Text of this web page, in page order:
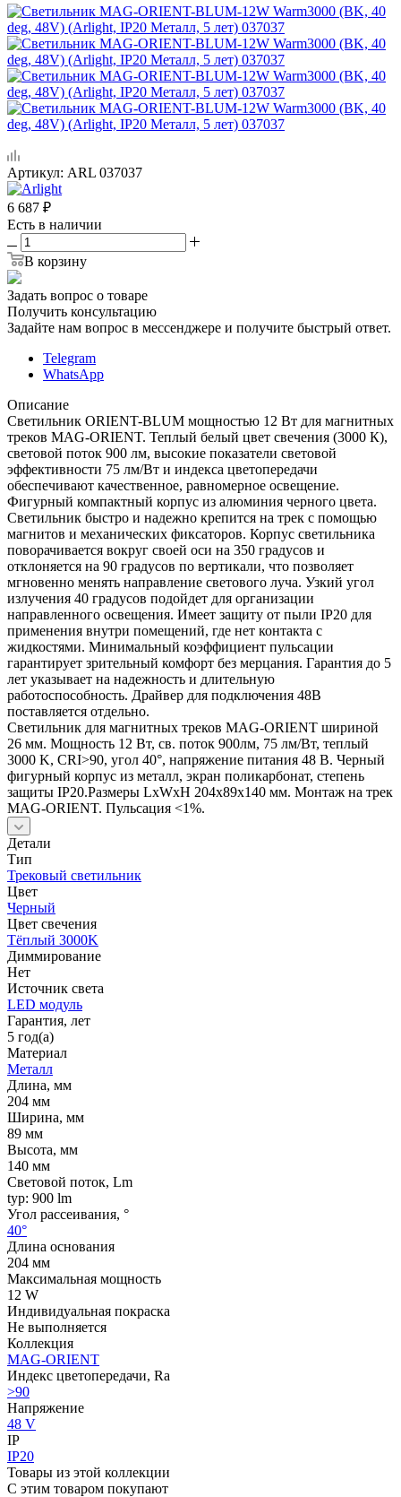
Артикул: ARL 037037
6 687 ₽
Есть в наличии
В корзину
Задать вопрос о товаре
Получить консультацию
Задайте нам вопрос в мессенджере и получите быстрый ответ.
Telegram
WhatsApp
Описание
Светильник ORIENT-BLUM мощностью 12 Вт для магнитных
треков MAG-ORIENT. Теплый белый цвет свечения (3000 К),
световой поток 900 лм, высокие показатели световой
эффективности 75 лм/Вт и индекса цветопередачи
обеспечивают качественное, равномерное освещение.
Фигурный компактный корпус из алюминия черного цвета.
Светильник быстро и надежно крепится на трек с помощью
магнитов и механических фиксаторов. Корпус светильника
поворачивается вокруг своей оси на 350 градусов и
отклоняется на 90 градусов по вертикали, что позволяет
мгновенно менять направление светового луча. Узкий угол
излучения 40 градусов подойдет для организации
направленного освещения. Имеет защиту от пыли IP20 для
применения внутри помещений, где нет контакта с
жидкостями. Минимальный коэффициент пульсации
гарантирует зрительный комфорт без мерцания. Гарантия до 5
лет указывает на надежность и длительную
работоспособность. Драйвер для подключения 48В
поставляется отдельно.
Светильник для магнитных треков MAG-ORIENT шириной
26 мм. Мощность 12 Вт, св. поток 900лм, 75 лм/Вт, теплый
3000 K, CRI>90, угол 40°, напряжение питания 48 В. Черный
фигурный корпус из металл, экран поликарбонат, степень
защиты IP20.Размеры LxWxH 204x89x140 мм. Монтаж на трек
MAG-ORIENT. Пульсация <1%.
Детали
Тип
Трековый светильник
Цвет
Черный
Цвет свечения
Тёплый 3000K
Диммирование
Нет
Источник cвета
LED модуль
Гарантия, лет
5 год(а)
Материал
Металл
Длина, мм
204 мм
Ширина, мм
89 мм
Высота, мм
140 мм
Световой поток, Lm
typ: 900 lm
Угол рассеивания, °
40°
Длина основания
204 мм
Максимальная мощность
12 W
Индивидуальная покраска
Не выполняется
Коллекция
MAG-ORIENT
Индекс цветопередачи, Ra
>90
Напряжение
48 V
IP
IP20
Товары из этой коллекции
С этим товаром покупают